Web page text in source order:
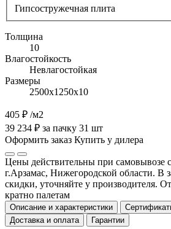
Гипсостружечная плита
Толщина
10
Влагостойкость
Невлагостойкая
Размеры
2500х1250х10
405 ₽ /м2
39 234 ₽ за пачку 31 шт
Оформить заказ Купить у дилера
Цены действительны при
г.Арзамас, Нижегородской области. В
скидки, уточняйте у производителя.
кратно палетам
Описание и характеристики
Доставка и оплата
Гарантии